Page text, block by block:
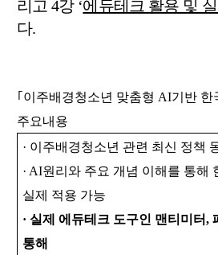
리고4강 ‘에듀테크 활용 및
다.
｢ 이주배경청소년 맞춤형 AI기반 한
주요내용
· 이주배경청소년 관련 최신 정책
· AI원리와 주요 개념 이해를 통해
실제 적용 가능
· 실제 에듀테크 도구인 맨티미터,
통해